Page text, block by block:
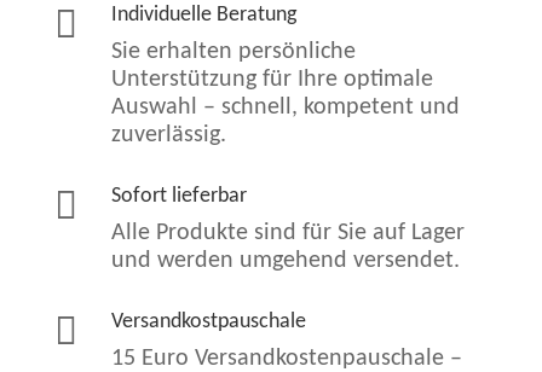
 Individuelle Beratung
Sie erhalten persönliche
Unterstützung für Ihre optimale
Auswahl – schnell, kompetent und
zuverlässig.
 Sofort lieferbar
Alle Produkte sind für Sie auf Lager
und werden umgehend versendet.
 Versandkostpauschale
15 Euro Versandkostenpauschale –